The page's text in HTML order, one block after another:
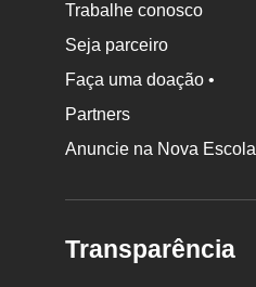
Trabalhe conosco
Seja parceiro
Faça uma doação •
Partners
Anuncie na Nova Escola
Transparência